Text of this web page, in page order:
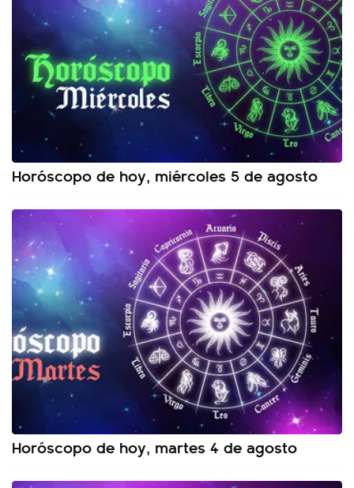
Horóscopo de hoy, miércoles 5 de agosto
Horóscopo de hoy, martes 4 de agosto